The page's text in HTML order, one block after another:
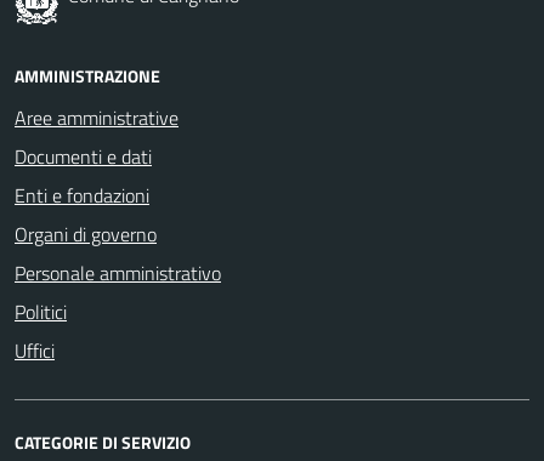
AMMINISTRAZIONE
Aree amministrative
Documenti e dati
Enti e fondazioni
Organi di governo
Personale amministrativo
Politici
Uffici
CATEGORIE DI SERVIZIO